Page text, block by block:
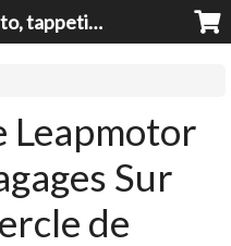
Braccioli per auto, tappeti auto, accessori auto MADE IN ITALY - Armrests, Mittelarmlehnen, Accoundoirs
Leapmotor
Sur
de